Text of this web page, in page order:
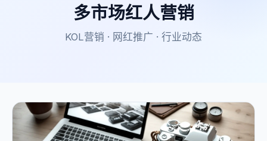
多市场红人营销
KOL营销 · 网红推广 · 行业动态